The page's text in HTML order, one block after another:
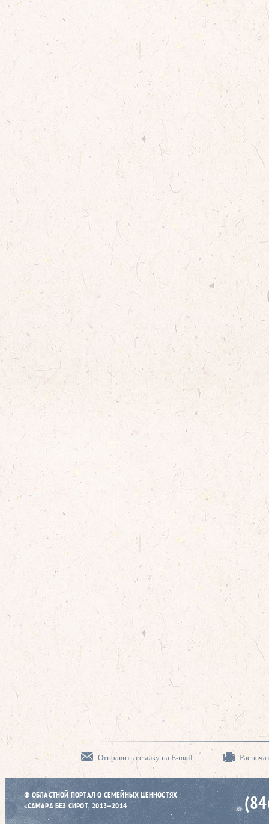
Отправить ссылку на E-mail
© ОБЛАСТНОЙ ПОРТАЛ О СЕМЕЙНЫХ ЦЕННОСТЯХ
«САМАРА БЕЗ СИРОТ, 2013–2014